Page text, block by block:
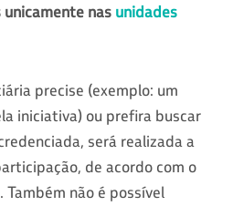
nas unidades
precise (exemplo: um
iniciativa) ou prefira buscar
será realizada a
de acordo com o
. Também não é possível